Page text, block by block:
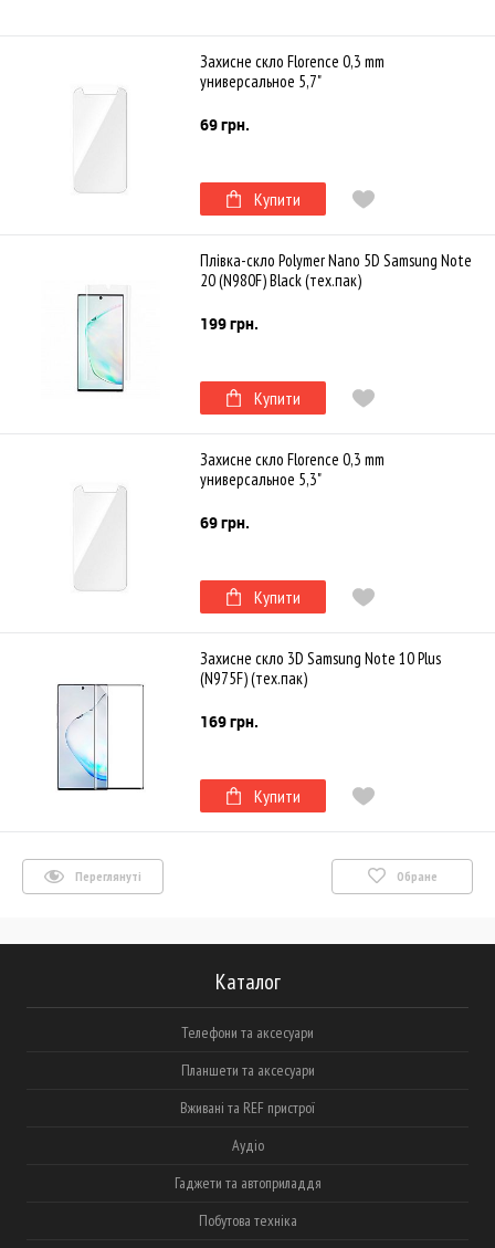
Захисне скло Florence 0,3 mm
универсальное 5,7"
69 грн.
Купити
Плівка-скло Polymer Nano 5D Samsung Note
20 (N980F) Black (тех.пак)
199 грн.
Купити
Захисне скло Florence 0,3 mm
универсальное 5,3"
69 грн.
Купити
Захисне скло 3D Samsung Note 10 Plus
(N975F) (тех.пак)
169 грн.
Купити
Переглянуті Обране
Каталог
Телефони та аксесуари
Планшети та аксесуари
Вживані та REF пристрої
Аудіо
Гаджети та автоприладдя
Побутова техніка